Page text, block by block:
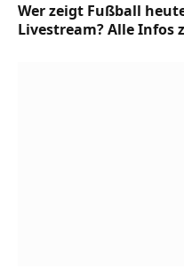
Wer zeigt Fußball
Livestream? Alle Infos